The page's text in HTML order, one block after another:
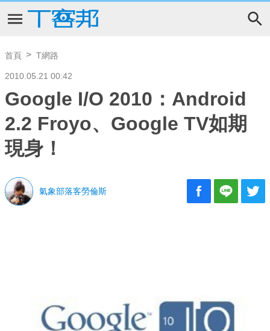
首頁 T網路
2010.05.21 00:42
Google I/O 2010：Android
2.2 Froyo、Google TV如期
現身！
氣象部落客勞倫斯